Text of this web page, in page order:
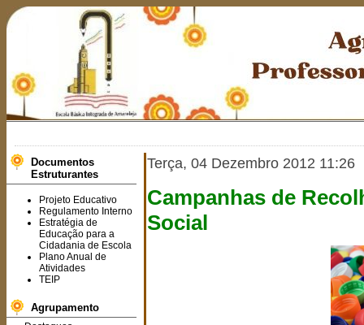
Documentos
Estruturantes
Projeto Educativo
Regulamento Interno
Estratégia de
Educação para a
Cidadania de Escola
Plano Anual de
Atividades
TEIP
Agrupamento
Terça, 04 Dezembro 2012 11:26
Campanhas de
Social